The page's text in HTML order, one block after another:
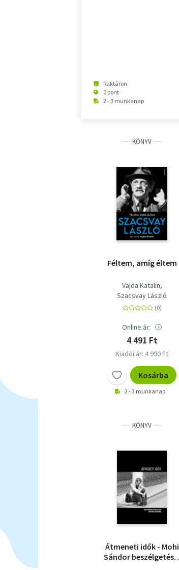
Raktáron
0 pont
2 - 3 munkanap
KÖNYV
Féltem, amíg éltem
Vajda Katalin
Szacsvay László
Online ár:
4 491 Ft
Kiadói ár: 4 990 Ft
Kosárba
2 - 3 munkanap
KÖNYV
Átmeneti idők - Mohi
Sándor beszélgetései